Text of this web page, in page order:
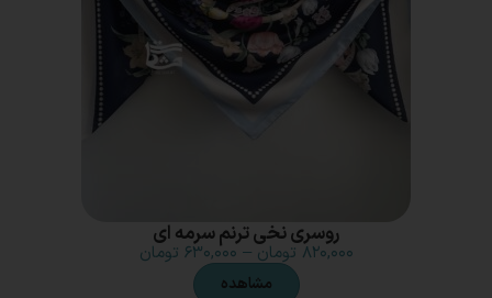
روسری نخی ترنم سرمه ای
۸۲۰,۰۰۰ تومان – ۶۳۰,۰۰۰ تومان
مشاهده